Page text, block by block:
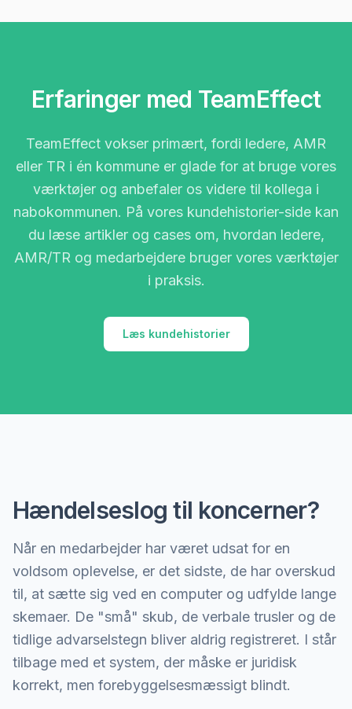
Erfaringer med TeamEffect
TeamEffect vokser primært, fordi ledere, AMR
eller TR i én kommune er glade for at bruge vores
værktøjer og anbefaler os videre til kollega i
nabokommunen. På vores kundehistorier-side kan
du læse artikler og cases om, hvordan ledere,
AMR/TR og medarbejdere bruger vores værktøjer
i praksis.
Læs kundehistorier
Hændelseslog til koncerner?
Når en medarbejder har været udsat for en
voldsom oplevelse, er det sidste, de har overskud
til, at sætte sig ved en computer og udfylde lange
skemaer. De "små" skub, de verbale trusler og de
tidlige advarselstegn bliver aldrig registreret. I står
tilbage med et system, der måske er juridisk
korrekt, men forebyggelsesmæssigt blindt.